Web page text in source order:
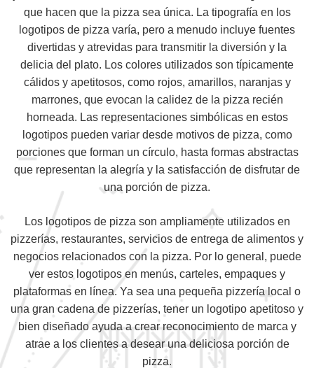
que hacen que la pizza sea única. La tipografía en los
logotipos de pizza varía, pero a menudo incluye fuentes
divertidas y atrevidas para transmitir la diversión y la
delicia del plato. Los colores utilizados son típicamente
cálidos y apetitosos, como rojos, amarillos, naranjas y
marrones, que evocan la calidez de la pizza recién
horneada. Las representaciones simbólicas en estos
logotipos pueden variar desde motivos de pizza, como
porciones que forman un círculo, hasta formas abstractas
que representan la alegría y la satisfacción de disfrutar de
una porción de pizza.
Los logotipos de pizza son ampliamente utilizados en
pizzerías, restaurantes, servicios de entrega de alimentos y
negocios relacionados con la pizza. Por lo general, puede
ver estos logotipos en menús, carteles, empaques y
plataformas en línea. Ya sea una pequeña pizzería local o
una gran cadena de pizzerías, tener un logotipo apetitoso y
bien diseñado ayuda a crear reconocimiento de marca y
atrae a los clientes a desear una deliciosa porción de
pizza.